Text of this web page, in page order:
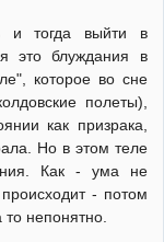
и тогда выйти в
это блуждания в
которое во сне
полеты),
как призрака,
Но в этом теле
Как - ума не
- потом
непонятно.